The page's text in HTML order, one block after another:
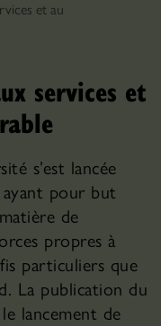
et au
services et
s’est lancée
ayant pour but
de
propres à
particuliers que
La publication du
lancement de